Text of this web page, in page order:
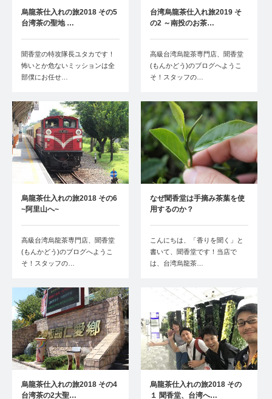
烏龍茶仕入れの旅2018 その5
台湾茶の聖地 …
聞香堂の特攻隊長ユタカです！
怖いとか危ないミッションは全
部僕にお任せ…
台湾烏龍茶仕入れ旅2019 そ
の2 ～南投のお茶…
高級台湾烏龍茶専門店、聞香堂
(もんかどう)のブログへようこ
そ！スタッフの…
烏龍茶仕入れの旅2018 その6
~阿里山へ~
高級台湾烏龍茶専門店、聞香堂
(もんかどう)のブログへようこ
そ！スタッフの…
なぜ聞香堂は手摘み茶葉を使
用するのか？
こんにちは、「香りを聞く」と
書いて、聞香堂です！当店で
は、台湾烏龍茶…
烏龍茶仕入れの旅2018 その4
台湾茶の2大聖…
烏龍茶仕入れの旅2018 その
１ 聞香堂、台湾へ…